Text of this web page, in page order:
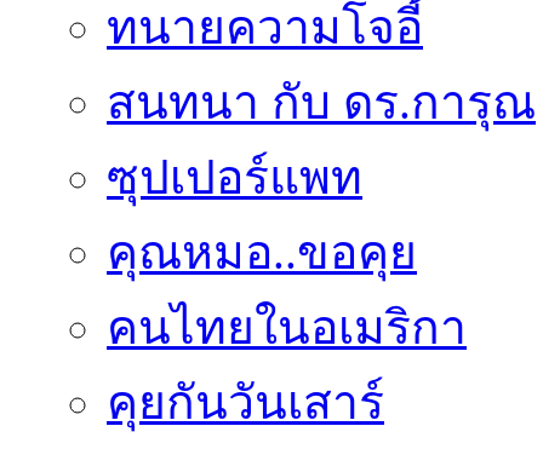
ทนายความโจอี้
สนทนา กับ ดร.การุณ
ซุปเปอร์แพท
คุณหมอ..ขอคุย
คนไทยในอเมริกา
คุยกันวันเสาร์